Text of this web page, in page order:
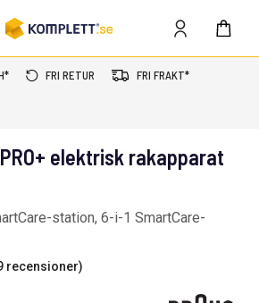
FRI RETUR FRI FRAKT*
elektrisk rakapparat
station, 6-i-1 SmartCare-
recensioner)